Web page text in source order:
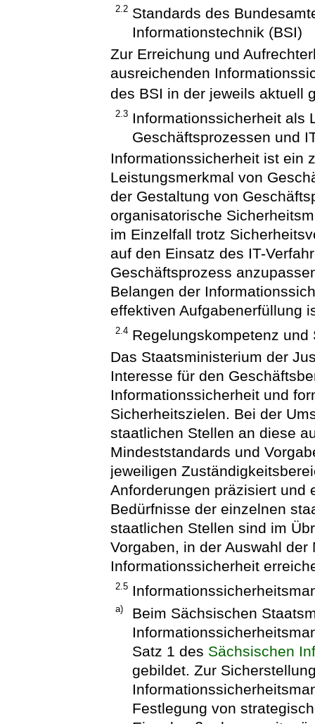
2.2 Standards des
Informationstechnik (BSI)
Zur Erreichung und
ausreichenden
des BSI in der jeweils aktuell
2.3 Informationssicherheit als
Geschäftsprozessen und
Informationssicherheit ist ein
Leistungsmerkmal von
der Gestaltung von
organisatorische
im Einzelfall trotz
auf den Einsatz des IT-
Geschäftsprozess
Belangen der
effektiven Aufgabenerfüllung
2.4 Regelungskompetenz und
Das Staatsministerium der
Interesse für den
Informationssicherheit und
Sicherheitszielen. Bei der
staatlichen Stellen an diese
Mindeststandards und
jeweiligen
Anforderungen präzisiert und
Bedürfnisse der einzelnen
staatlichen Stellen sind im
Vorgaben, in der Auswahl
Informationssicherheit
2.5
a)
Beim Sächsischen
Satz 1 des Sächsischen
gebildet. Zur
Festlegung von